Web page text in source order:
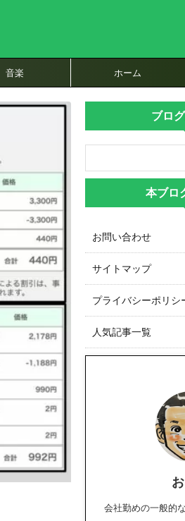
音楽 ホーム
ブロ
本ブロ
お問い合わせ
サイトマップ
プライバシーポリシ
人気記事一覧
会社勤めの一般的